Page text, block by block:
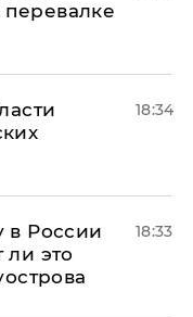
18:34
в России
это
18:33